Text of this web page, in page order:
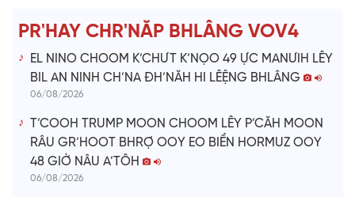
e
o
PR'HAY CHR'NĂP BHLÂNG VOV4
EL NINO CHOOM K’CHƯT K’NỌO 49 ỰC MANƯIH LÊY
BIL AN NINH CH’NA ĐH’NĂH HI LÊỆNG BHLÂNG
06/08/2026
T’COOH TRUMP MOON CHOOM LÊY P’CĂH MOON
RÂU GR’HOOT BHRỢ OOY EO BIỂN HORMUZ OOY
48 GIỜ NÂU A’TÔH
06/08/2026